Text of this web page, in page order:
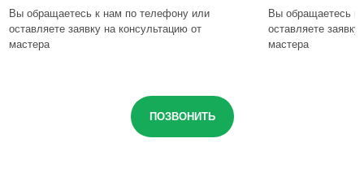
Вы обращаетесь к нам по телефону или
оставляете заявку на консультацию от
мастера
Вы обращаетесь
оставляете
мастера
ПОЗВОНИТЬ